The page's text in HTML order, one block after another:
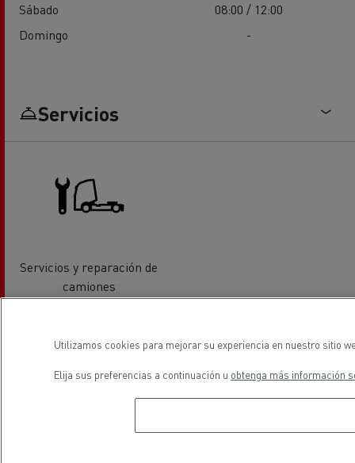
Sábado
08:00 / 12:00
Domingo
-
Servicios
Servicios y reparación de
camiones
ubicación
Utilizamos cookies para mejorar su experiencia en nuestro sitio
Elija sus preferencias a continuación u obtenga más información